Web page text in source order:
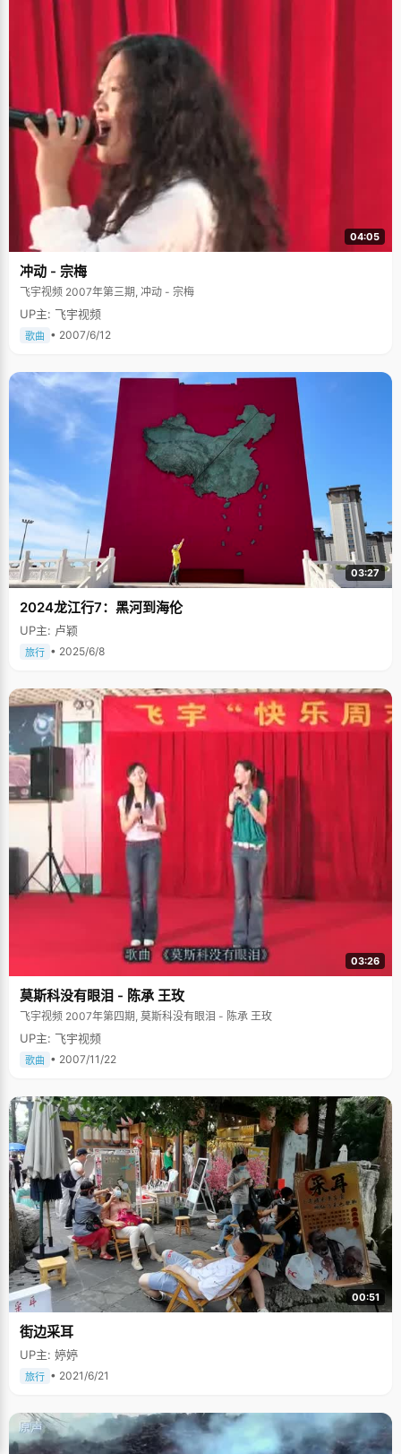
04:05
冲动 - 宗梅
飞宇视频 2007年第三期, 冲动 - 宗梅
UP主: 飞宇视频
歌曲 • 2007/6/12
03:27
2024龙江行7：黑河到海伦
UP主: 卢颖
旅行 • 2025/6/8
03:26
莫斯科没有眼泪 - 陈承 王玫
飞宇视频 2007年第四期, 莫斯科没有眼泪 - 陈承 王玫
UP主: 飞宇视频
歌曲 • 2007/11/22
00:51
街边采耳
UP主: 婷婷
旅行 • 2021/6/21